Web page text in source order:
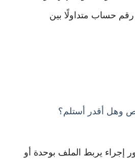
حساب متداولًا بين
وهل أقدر أستلم؟
إجراء يربط الملف بوحدة أو